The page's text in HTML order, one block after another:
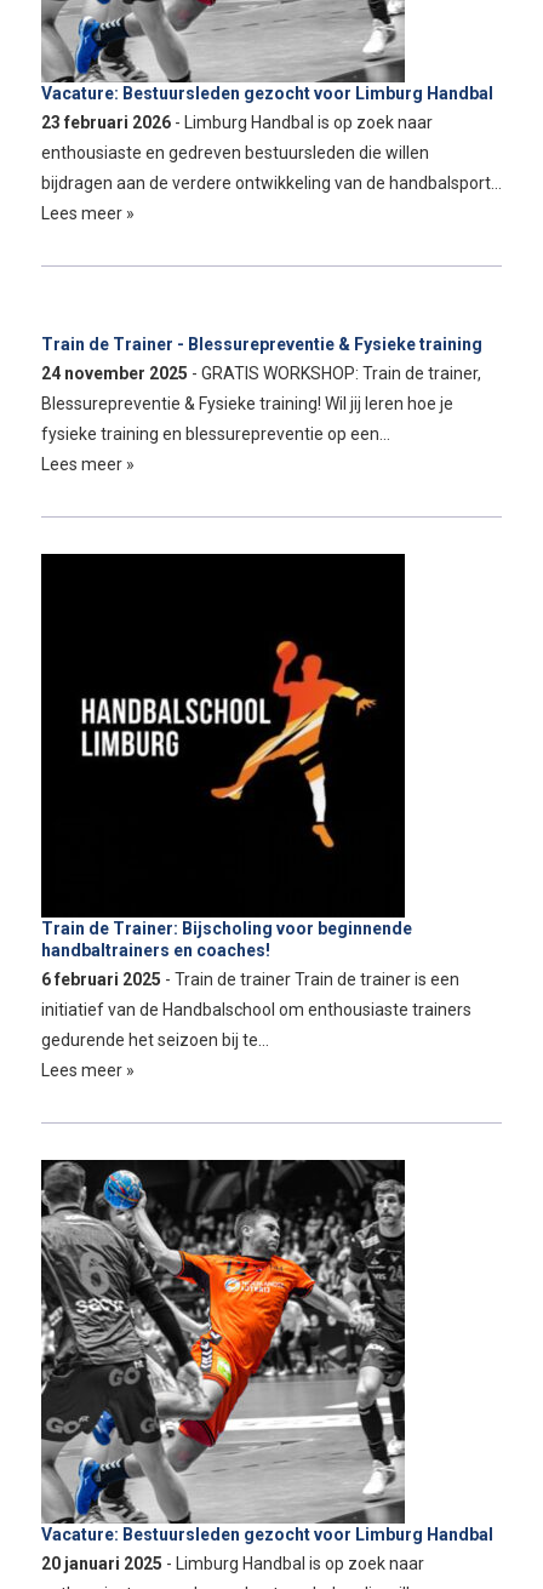
Vacature: Bestuursleden gezocht voor Limburg Handbal
23 februari 2026 - Limburg Handbal is op zoek naar
enthousiaste en gedreven bestuursleden die willen
bijdragen aan de verdere ontwikkeling van de handbalsport…
Lees meer »
Train de Trainer - Blessurepreventie & Fysieke training
24 november 2025 - GRATIS WORKSHOP: Train de trainer,
Blessurepreventie & Fysieke training! Wil jij leren hoe je
fysieke training en blessurepreventie op een…
Lees meer »
Train de Trainer: Bijscholing voor beginnende
handbaltrainers en coaches!
6 februari 2025 - Train de trainer Train de trainer is een
initiatief van de Handbalschool om enthousiaste trainers
gedurende het seizoen bij te…
Lees meer »
Vacature: Bestuursleden gezocht voor Limburg Handbal
20 januari 2025 - Limburg Handbal is op zoek naar